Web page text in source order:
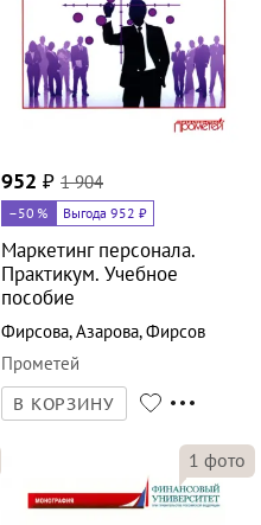
952 ₽ 1 904
–50 % Выгода 952 ₽
Маркетинг персонала.
Практикум. Учебное
пособие
Фирсова,Азарова,Фирсов
Прометей
В КОРЗИНУ
1 фото